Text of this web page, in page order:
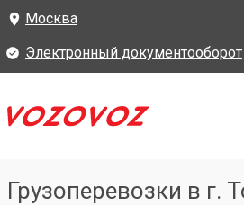
Москва
Электронный документооборот
Грузоперевозки в г.